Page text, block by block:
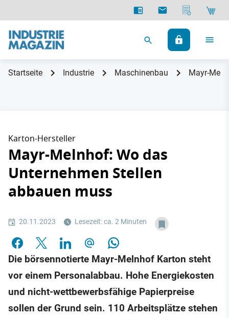
Startseite Industrie Maschinenbau Mayr-
Karton-Hersteller
Mayr-Melnhof: Wo das
Unternehmen Stellen
abbauen muss
20.11.2023 Lesezeit: ca. 2 Minuten
Die börsennotierte Mayr-Melnhof Karton steht
vor einem Personalabbau. Hohe Energiekosten
und nicht-wettbewerbsfähige Papierpreise
sollen der Grund sein. 110 Arbeitsplätze stehen